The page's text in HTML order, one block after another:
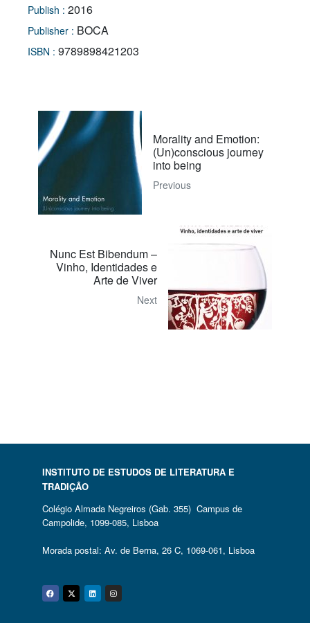
Publish : 2016
Publisher : BOCA
ISBN : 9789898421203
Morality and Emotion:
(Un)conscious journey
into being
Previous
Nunc Est Bibendum –
Vinho, Identidades e
Arte de Viver
Next
INSTITUTO DE ESTUDOS DE LITERATURA E
TRADIÇÃO
Colégio Almada Negreiros (Gab. 355) Campus de
Campolide, 1099-085, Lisboa
Morada postal: Av. de Berna, 26 C, 1069-061, Lisboa
Facebook
Twitter
Linkedin
Instagram